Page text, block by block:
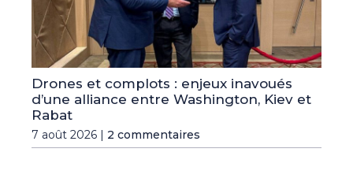
Drones et complots : enjeux inavoués
d’une alliance entre Washington, Kiev et
Rabat
7 août 2026 | 2 commentaires